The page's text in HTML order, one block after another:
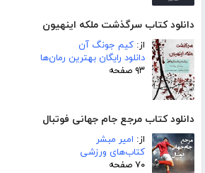
دانلود کتاب سرگذشت ملکه اینهیون
از: کیم جونگ آن
دانلود رایگان بهترین رمان‌ها
۹۳ صفحه
دانلود کتاب مرجع جام جهانی فوتبال
از: امیر مبشر
کتاب‌های ورزشی
۷۰ صفحه